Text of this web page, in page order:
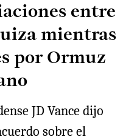
entre
mientras
por Ormuz
JD Vance dijo
sobre el